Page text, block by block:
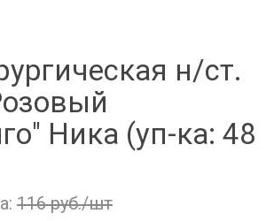
коров
н/ст.
Ника (уп-ка: 48
116 руб./шт